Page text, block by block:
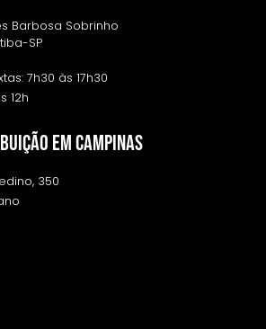
Barbosa Sobrinho
SP
7h30 às 17h30
12h
em campinas
350